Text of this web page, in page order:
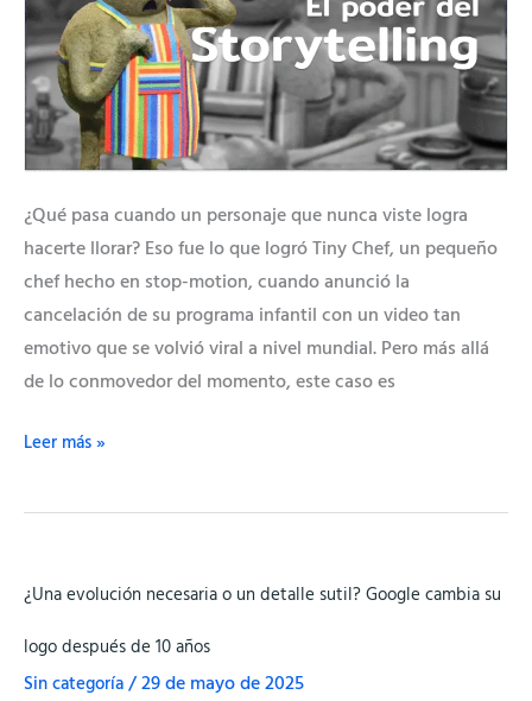
¿Qué pasa cuando un personaje que nunca viste logra
hacerte llorar? Eso fue lo que logró Tiny Chef, un pequeño
chef hecho en stop-motion, cuando anunció la
cancelación de su programa infantil con un video tan
emotivo que se volvió viral a nivel mundial. Pero más allá
de lo conmovedor del momento, este caso es
(y
revivió
su
show)
Leer más »
¿Una evolución necesaria o un detalle sutil? Google cambia su
logo después de 10 años
Sin categoría/29 de mayo de 2025
evolución
necesaria
o